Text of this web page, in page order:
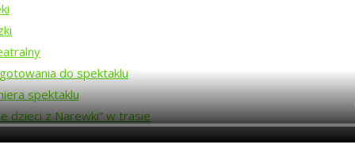
do spektaklu
spektaklu
dzieci z Narewki” w trasie